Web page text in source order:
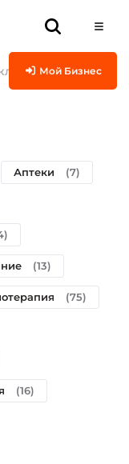
Мой Бизнес
Аптеки (7)
(13)
(75)
(16)